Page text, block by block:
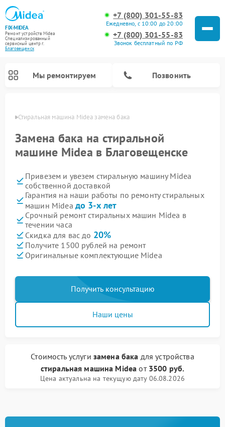
FIX-MIDEA
Ремонт устройств Midea
Специализированный
cервисный центр г.
Благовещенск
+7 (800) 301-55-83
Ежедневно, с 10:00 до 20:00
+7 (800) 301-55-83
Звонок бесплатный по РФ
Мы ремонтируем Позвонить
Стиральная машина Midea замена бака
Замена бака на стиральной
машине Midea в Благовещенске
Привезем и увезем стиральную машину Midea
собственной доставкой
Гарантия на наши работы по ремонту стиральных
машин Midea до 3-х лет
Срочный ремонт стиральных машин Midea в
течении часа
Скидка для вас до 20%
Получите 1500 рублей на ремонт
Оригинальные комплектующие Midea
Получить консультацию
Наши цены
Стоимость услуги замена бака для устройства
стиральная машина Midea от 3500 руб.
Цена актуальна на текущую дату 06.08.2026